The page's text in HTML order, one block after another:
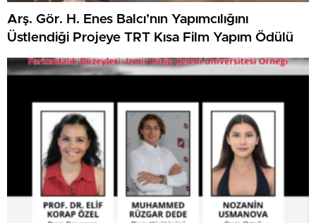
Arş. Gör. H. Enes Balcı’nın Yapımcılığını
Üstlendiği Projeye TRT Kısa Film Yapım Ödülü